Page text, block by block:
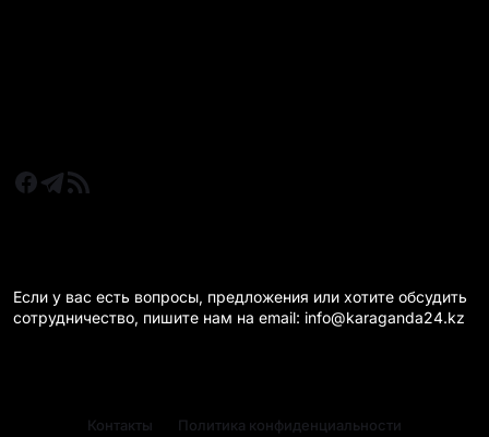
Если у вас есть вопросы, предложения или хотите обсудить
сотрудничество, пишите нам на email: info@karaganda24.kz
Контакты Политика конфиденциальности